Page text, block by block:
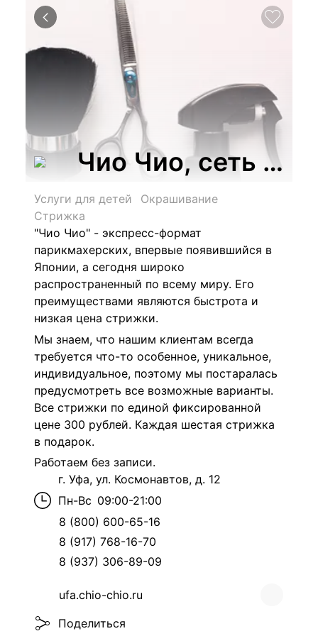
Чио Чио, сеть
Услуги для детей
Окрашивание
Стрижка
"Чио Чио" - экспресс-формат
парикмахерских, впервые появившийся в
Японии, а сегодня широко
распространенный по всему миру. Его
преимуществами являются быстрота и
низкая цена стрижки.
Мы знаем, что нашим клиентам всегда
требуется что-то особенное, уникальное,
индивидуальное, поэтому мы постаралась
предусмотреть все возможные варианты.
Все стрижки по единой фиксированной
цене 300 рублей. Каждая шестая стрижка
в подарок.
Работаем без записи.
г. Уфа, ул. Космонавтов, д. 12
Пн-Вс 09:00-21:00
8 (800) 600-65-16
8 (917) 768-16-70
8 (937) 306-89-09
ufa.chio-chio.ru
Поделиться